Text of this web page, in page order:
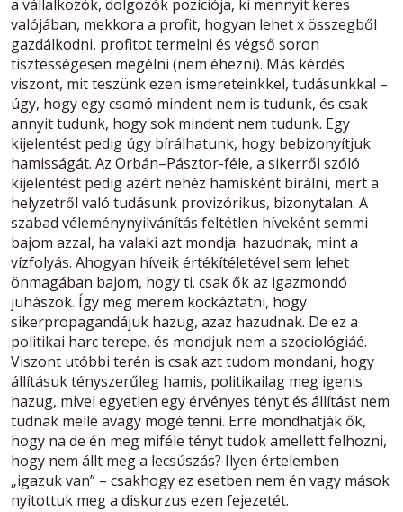
a vállalkozók, dolgozók pozíciója, ki mennyit keres
valójában, mekkora a profit, hogyan lehet x összegből
gazdálkodni, profitot termelni és végső soron
tisztességesen megélni (nem éhezni). Más kérdés
viszont, mit teszünk ezen ismereteinkkel, tudásunkkal –
úgy, hogy egy csomó mindent nem is tudunk, és csak
annyit tudunk, hogy sok mindent nem tudunk. Egy
kijelentést pedig úgy bírálhatunk, hogy bebizonyítjuk
hamisságát. Az Orbán–Pásztor-féle, a sikerről szóló
kijelentést pedig azért nehéz hamisként bírálni, mert a
helyzetről való tudásunk provizórikus, bizonytalan. A
szabad véleménynyilvánítás feltétlen híveként semmi
bajom azzal, ha valaki azt mondja: hazudnak, mint a
vízfolyás. Ahogyan híveik értékítéletével sem lehet
önmagában bajom, hogy ti. csak ők az igazmondó
juhászok. Így meg merem kockáztatni, hogy
sikerpropagandájuk hazug, azaz hazudnak. De ez a
politikai harc terepe, és mondjuk nem a szociológiáé.
Viszont utóbbi terén is csak azt tudom mondani, hogy
állításuk tényszerűleg hamis, politikailag meg igenis
hazug, mivel egyetlen egy érvényes tényt és állítást nem
tudnak mellé avagy mögé tenni. Erre mondhatják ők,
hogy na de én meg miféle tényt tudok amellett felhozni,
hogy nem állt meg a lecsúszás? Ilyen értelemben
„igazuk van” – csakhogy ez esetben nem én vagy mások
nyitottuk meg a diskurzus ezen fejezetét.